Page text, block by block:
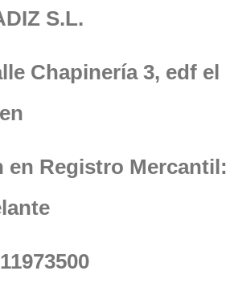
S.L.
Chapinería 3, edf el
Registro Mercantil: